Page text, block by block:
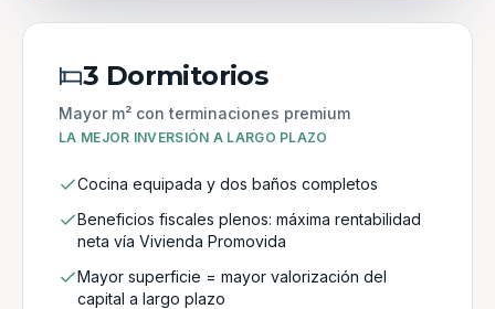
3 Dormitorios
Mayor m² con terminaciones premium
LA MEJOR INVERSIÓN A LARGO PLAZO
Cocina equipada y dos baños completos
Beneficios fiscales plenos: máxima rentabilidad
neta vía Vivienda Promovida
Mayor superficie = mayor valorización del
capital a largo plazo